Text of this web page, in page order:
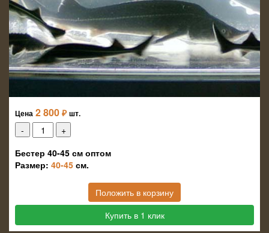
Цена 2 800 ₽ шт.
Бестер 40-45 см оптом
Размер: 40-45 см.
Положить в корзину
Купить в 1 клик